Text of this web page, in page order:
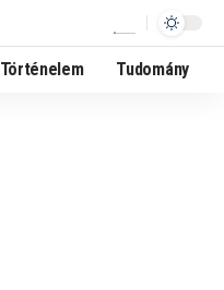
Történelem Tudomány